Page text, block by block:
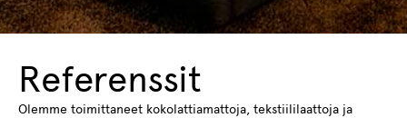
Referenssit
Olemme toimittaneet kokolattiamattoja, tekstiililaattoja ja